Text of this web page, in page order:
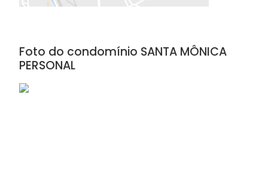
Foto do condomínio SANTA MÔNICA
PERSONAL